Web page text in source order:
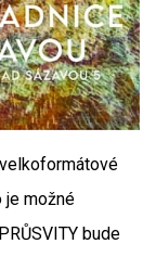
je možné
bude